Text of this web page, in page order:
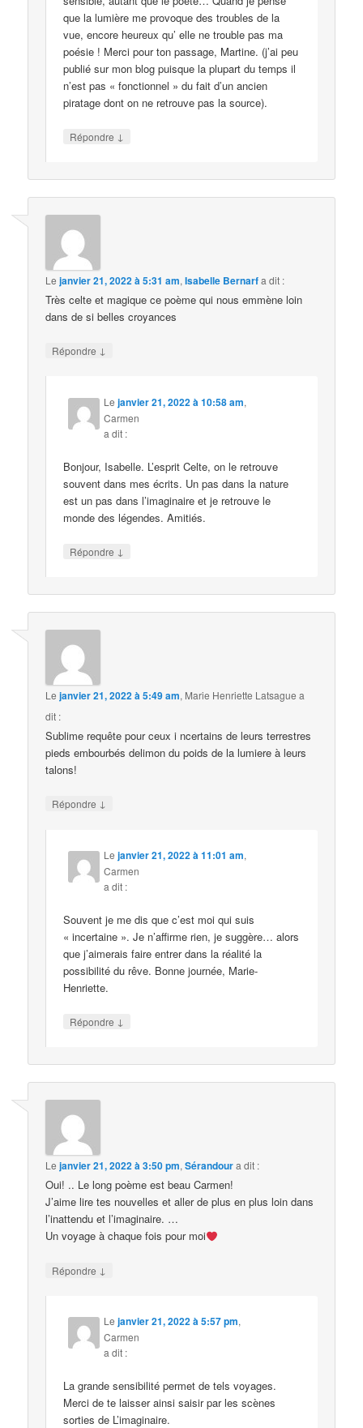
que la lumière me provoque des troubles de la
vue, encore heureux qu’ elle ne trouble pas ma
poésie ! Merci pour ton passage, Martine. (j’ai peu
publié sur mon blog puisque la plupart du temps il
n’est pas « fonctionnel » du fait d’un ancien
piratage dont on ne retrouve pas la source).
Répondre ↓
Lejanvier 21, 2022 à 5:31 am,Isabelle Bernarfa dit :
Très celte et magique ce poème qui nous emmène loin
dans de si belles croyances
Répondre ↓
Lejanvier 21, 2022 à 10:58 am,
Carmen
a dit :
Bonjour, Isabelle. L’esprit Celte, on le retrouve
souvent dans mes écrits. Un pas dans la nature
est un pas dans l’imaginaire et je retrouve le
monde des légendes. Amitiés.
Répondre ↓
Lejanvier 21, 2022 à 5:49 am, Marie Henriette Latsague a
dit :
Sublime requête pour ceux i ncertains de leurs terrestres
pieds embourbés delimon du poids de la lumiere à leurs
talons!
Répondre ↓
Lejanvier 21, 2022 à 11:01 am,
Carmen
a dit :
Souvent je me dis que c’est moi qui suis
« incertaine ». Je n’affirme rien, je suggère… alors
que j’aimerais faire entrer dans la réalité la
possibilité du rêve. Bonne journée, Marie-
Henriette.
Répondre ↓
Lejanvier 21, 2022 à 3:50 pm,Sérandoura dit :
Oui! .. Le long poème est beau Carmen!
J’aime lire tes nouvelles et aller de plus en plus loin dans
l’inattendu et l’imaginaire. …
Un voyage à chaque fois pour moi
Répondre ↓
Lejanvier 21, 2022 à 5:57 pm,
Carmen
a dit :
La grande sensibilité permet de tels voyages.
Merci de te laisser ainsi saisir par les scènes
sorties de L’imaginaire.